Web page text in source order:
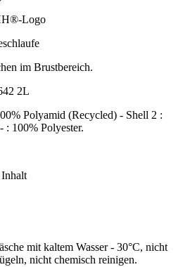
Logo
im Brustbereich.
2L
Polyamid (Recycled) - Shell 2 :
: 100% Polyester.
mit kaltem Wasser - 30°C, nicht
nicht chemisch reinigen.